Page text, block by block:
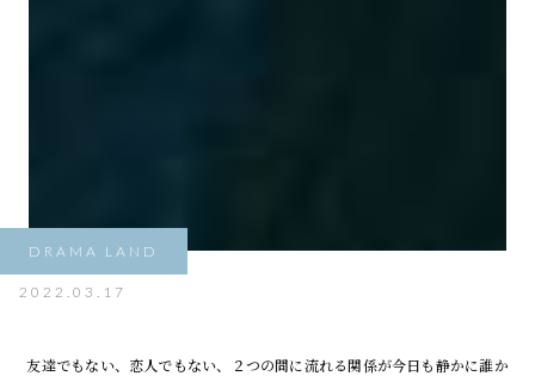
DRAMA LAND
2022.03.17
友達でもない、恋人でもない、２つの間に流れる関係が今日も静かに誰か